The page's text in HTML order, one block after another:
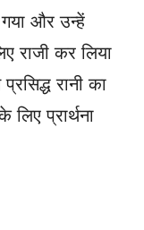
और उन्हें
राजी कर लिया
रानी का
प्रार्थना